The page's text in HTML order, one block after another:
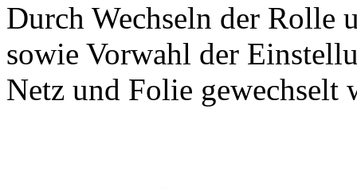
Durch Wechseln der Rolle
sowie Vorwahl der
Netz und Folie gewechselt